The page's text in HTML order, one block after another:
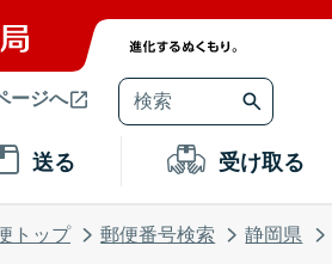
ージへ
送る 受け取る
トップ 郵便番号検索 静岡県